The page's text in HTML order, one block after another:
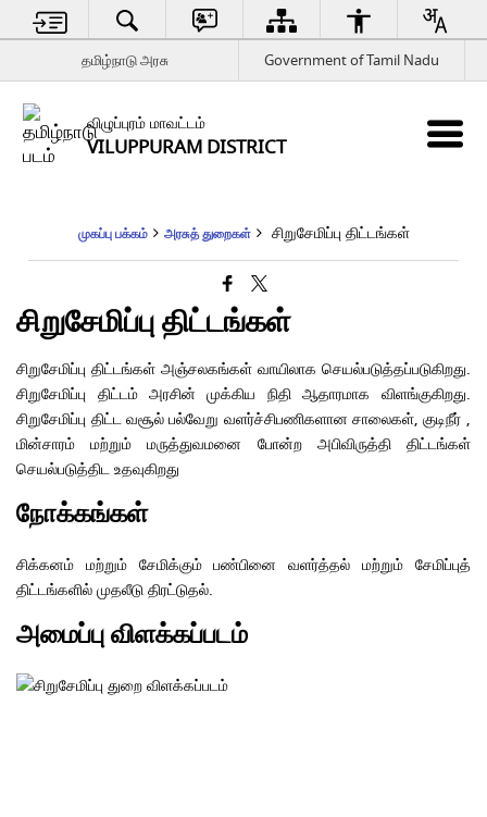
தமிழ்நாடு அரசு Government of Tamil Nadu
விழுப்புரம் மாவட்டம்
VILUPPURAM DISTRICT
முகப்பு பக்கம் அரசுத் துறைகள் சிறுசேமிப்பு திட்டங்கள்
சிறுசேமிப்பு திட்டங்கள்
சிறுசேமிப்பு திட்டங்கள் அஞ்சலகங்கள் வாயிலாக செயல்படுத்தப்படுகிறது.
சிறுசேமிப்பு திட்டம் அரசின் முக்கிய நிதி ஆதாரமாக விளங்குகிறது.
சிறுசேமிப்பு திட்ட வசூல் பல்வேறு வளர்ச்சிபணிகளான சாலைகள், குடிநீர் ,
மின்சாரம் மற்றும் மருத்துவமனை போன்ற அபிவிருத்தி திட்டங்கள்
செயல்படுத்திட உதவுகிறது
நோக்கங்கள்
சிக்கனம் மற்றும் சேமிக்கும் பண்பினை வளர்த்தல் மற்றும் சேமிப்புத்
திட்டங்களில் முதலீடு திரட்டுதல்.
அமைப்பு விளக்கப்படம்